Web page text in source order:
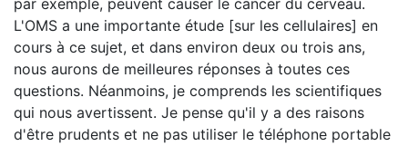
par exemple, peuvent causer le cancer du cerveau.
L'OMS a une importante étude [sur les cellulaires] en
cours à ce sujet, et dans environ deux ou trois ans,
nous aurons de meilleures réponses à toutes ces
questions. Néanmoins, je comprends les scientifiques
qui nous avertissent. Je pense qu'il y a des raisons
d'être prudents et ne pas utiliser le téléphone portable